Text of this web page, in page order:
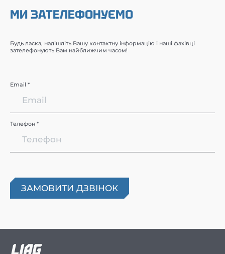
МИ ЗАТЕЛЕФОНУЄМО
Будь ласка, надішліть Вашу контактну інформацію і наші фахівці
зателефонують Вам найближчим часом!
Email *
Телефон *